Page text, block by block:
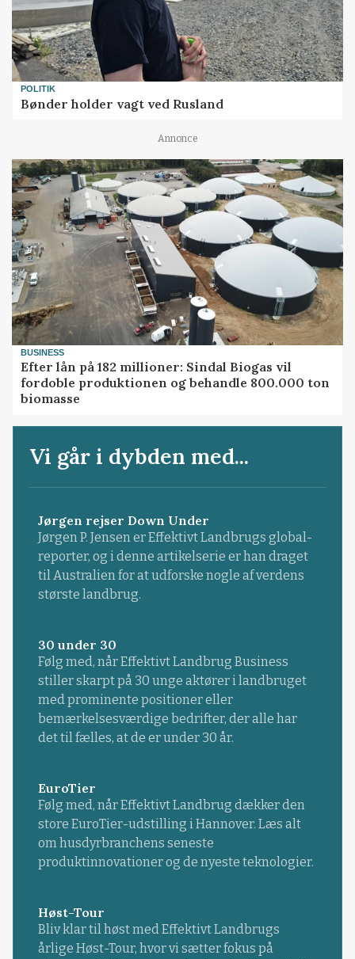
POLITIK
Bønder holder vagt ved Rusland
Annonce
BUSINESS
Efter lån på 182 millioner: Sindal Biogas vil
fordoble produktionen og behandle 800.000 ton
biomasse
Vi går i dybden med...
Jørgen rejser Down Under
Jørgen P. Jensen er Effektivt Landbrugs global-
reporter, og i denne artikelserie er han draget
til Australien for at udforske nogle af verdens
største landbrug.
30 under 30
Følg med, når Effektivt Landbrug Business
stiller skarpt på 30 unge aktører i landbruget
med prominente positioner eller
bemærkelsesværdige bedrifter, der alle har
det til fælles, at de er under 30 år.
EuroTier
Følg med, når Effektivt Landbrug dækker den
store EuroTier-udstilling i Hannover. Læs alt
om husdyrbranchens seneste
produktinnovationer og de nyeste teknologier.
Høst-Tour
Bliv klar til høst med Effektivt Landbrugs
årlige Høst-Tour, hvor vi sætter fokus på